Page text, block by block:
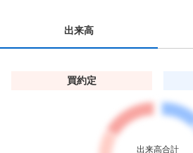
出来高
買約定
出来高合計